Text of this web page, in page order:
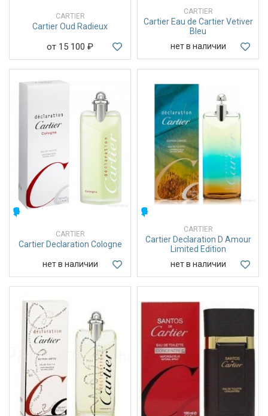
CARTIER
Cartier Oud Radieux
от 15 100 ₽
CARTIER
Cartier Eau de Cartier Vetiver
Bleu
нет в наличии
МУЖСКИЕ
CARTIER
Cartier Declaration Cologne
нет в наличии
CARTIER
Cartier Declaration D Amour
Limited Edition
нет в наличии